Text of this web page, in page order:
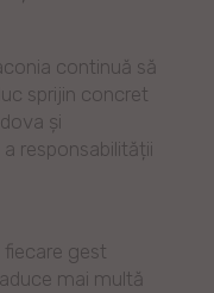
continuă să
sprijin concret
și
responsabilității
fiecare gest
mai multă